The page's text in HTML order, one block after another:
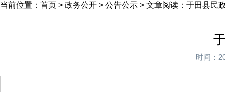
当前位置： 首页 > 政务公开 > 公告公示 > 文章阅读：于田县民
时间：